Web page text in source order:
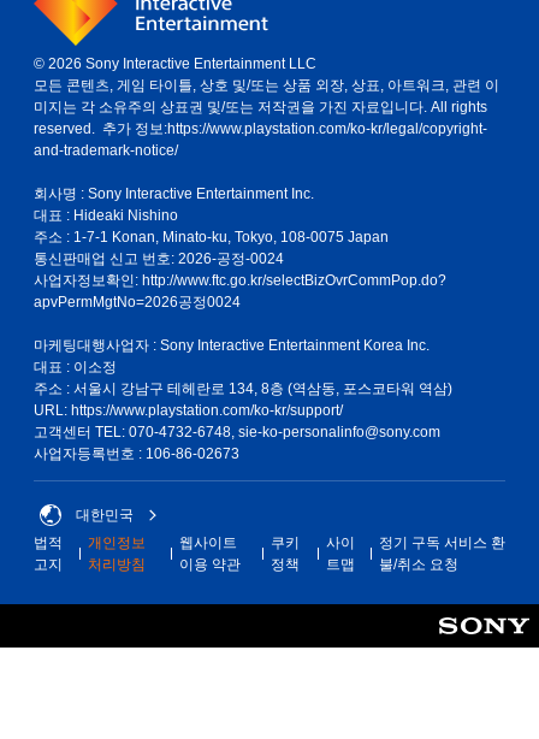
© 2026 Sony Interactive Entertainment LLC
모든 콘텐츠, 게임 타이틀, 상호 및/또는 상품 외장, 상표, 아트워크, 관련 이
미지는 각 소유주의 상표권 및/또는 저작권을 가진 자료입니다. All rights
reserved. 추가 정보:https://www.playstation.com/ko-kr/legal/copyright-
and-trademark-notice/
회사명 : Sony Interactive Entertainment Inc.
대표 : Hideaki Nishino
주소 : 1-7-1 Konan, Minato-ku, Tokyo, 108-0075 Japan
통신판매업 신고 번호: 2026-공정-0024
사업자정보확인: http://www.ftc.go.kr/selectBizOvrCommPop.do?
apvPermMgtNo=2026공정0024
마케팅대행사업자 : Sony Interactive Entertainment Korea Inc.
대표 : 이소정
주소 : 서울시 강남구 테헤란로 134, 8층 (역삼동, 포스코타워 역삼)
URL: https://www.playstation.com/ko-kr/support/
고객센터 TEL: 070-4732-6748, sie-ko-personalinfo@sony.com
사업자등록번호 : 106-86-02673
대한민국
법적
고지
개인정보
처리방침
웹사이트
이용 약관
쿠키
정책
사이
트맵
정기 구독 서비스 환
불/취소 요청